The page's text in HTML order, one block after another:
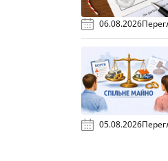
06.08.2026
05.08.2026